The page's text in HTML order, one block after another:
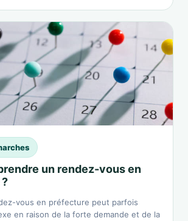
un rendez-vous en
vous en préfecture peut parfois
en raison de la forte demande et de la